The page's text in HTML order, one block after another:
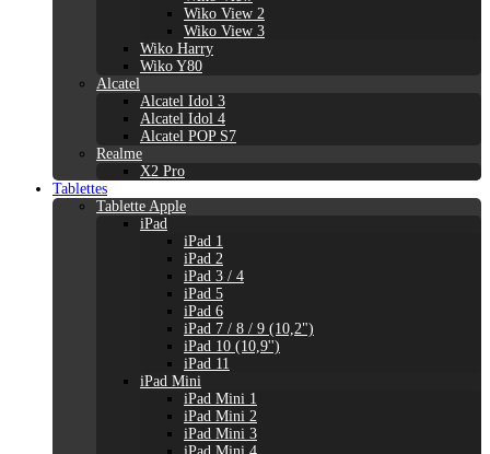
Wiko View 2
Wiko View 3
Wiko Harry
Wiko Y80
Alcatel
Alcatel Idol 3
Alcatel Idol 4
Alcatel POP S7
Realme
X2 Pro
Tablettes
Tablette Apple
iPad
iPad 1
iPad 2
iPad 3 / 4
iPad 5
iPad 6
iPad 7 / 8 / 9 (10,2")
iPad 10 (10,9'')
iPad 11
iPad Mini
iPad Mini 1
iPad Mini 2
iPad Mini 3